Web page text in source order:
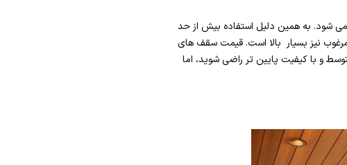
شود. به همین دلیل استفاده بیش از حد
نیز بسیار بالا است. قیمت سقف های
و با کیفیت پایین تر راضی شوید، اما